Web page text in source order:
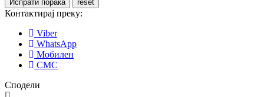
Контактирај преку:
Viber
WhatsApp
Мобилен
СМС
Сподели